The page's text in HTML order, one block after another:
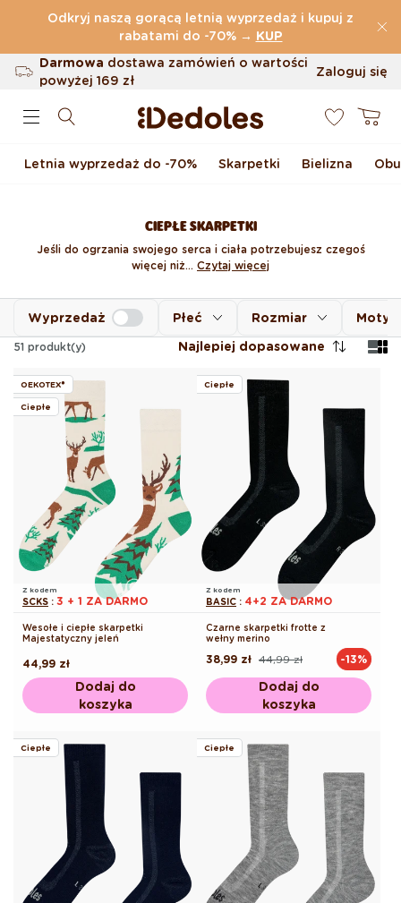
Przejdź do treści
Odkryj naszą gorącą letnią wyprzedaż i kupuj z
rabatami do -70% → KUP
(32.819 Opinie)
Darmowa dostawa zamówień o wartości
powyżej169 zł
Możliwość zwrotu w ciągu 100 dni
Zaloguj się
Koszyk
Letnia wyprzedaż do -70% Skarpetki Bielizna
CIEPŁE SKARPETKI
Jeśli do ogrzania swojego serca i ciała potrzebujesz czegoś
więcej niż... Czytaj więcej
Płeć Rozmiar Motyw
Wyprzedaż
51 produkt(y) Najlepiej dopasowane
OEKOTEX®
Ciepłe
Z kodem
SCKS : 3 + 1 ZA DARMO
Wesołe i ciepłe skarpetki
Majestatyczny jeleń
Cena
regularna
44,99 zł
Dodaj do
koszyka
Ciepłe
Z kodem
BASIC : 4+2 ZA DARMO
Czarne skarpetki frotte z
wełny merino
Cena
44,99 zł
Cena
38,99 zł -13%
Dodaj do
koszyka
Ciepłe Ciepłe